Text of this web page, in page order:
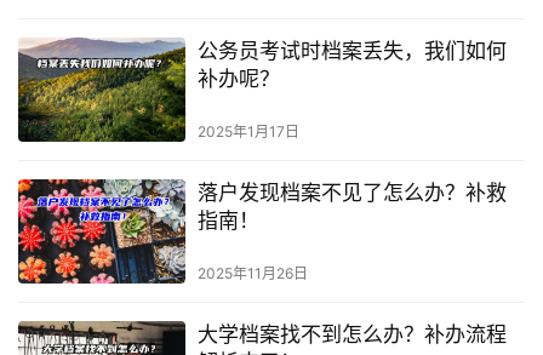
公务员考试时档案丢失，我们如何
补办呢？
2025年1月17日
落户发现档案不见了怎么办？补救
指南！
2025年11月26日
大学档案找不到怎么办？补办流程